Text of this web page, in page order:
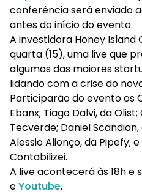
conferência será enviado
antes do início do evento.
A investidora Honey
quarta (15), uma live que
algumas das maiores
lidando com a crise do
Participarão do evento os
Ebanx; Tiago Dalvi, da
Tecverde; Daniel
Alessio Alionço, da Pipefy;
Contabilizei.
A live acontecerá às 18h e
eYoutube.